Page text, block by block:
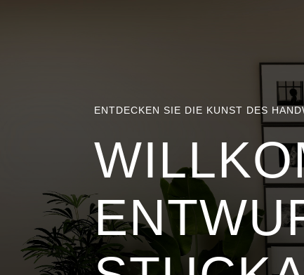
ENTDECKEN SIE DIE KUNST DES